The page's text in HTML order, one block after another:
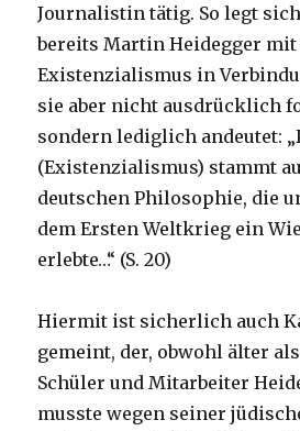
Journalistin tätig. So legt
bereits Martin Heidegger mit
Existenzialismus in
sie aber nicht ausdrücklich
sondern lediglich andeutet:
(Existenzialismus) stammt
deutschen Philosophie, die
dem Ersten Weltkrieg ein
erlebte…“ (S. 20)
Hiermit ist sicherlich auch
gemeint, der, obwohl älter
Schüler und Mitarbeiter
musste wegen seiner